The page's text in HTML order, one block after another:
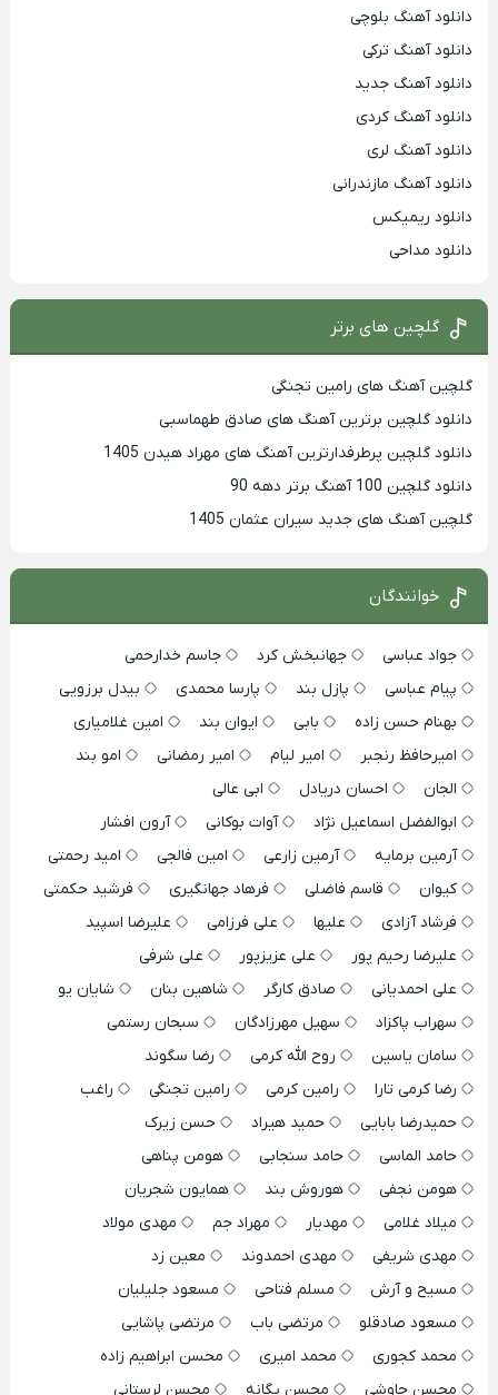
دانلود آهنگ بلوچی
دانلود آهنگ ترکی
دانلود آهنگ جدید
دانلود آهنگ کردی
دانلود آهنگ لری
دانلود آهنگ مازندرانی
دانلود ریمیکس
دانلود مداحی
گلچین های برتر
گلچین آهنگ های رامین تجنگی
دانلود گلچین برترین آهنگ های صادق طهماسبی
دانلود گلچین پرطرفدارترین آهنگ های مهراد هیدن 1405
دانلود گلچین 100 آهنگ برتر دهه 90
گلچین آهنگ های جدید سیران عثمان 1405
خوانندگان
جواد عباسی جهانبخش کرد
جاسم خدارحمی
پیام عباسی
پازل بند پارسا محمدی
بیدل برزویی
بهنام حسن زاده
بابی ایوان بند
امین غلامیاری
امیرحافظ رنجبر
امیر لیام امیر رمضانی
امو بند
الجان
احسان دریادل
ابی عالی
ابوالفضل اسماعیل نژاد
آوات بوکانی
آرون افشار
آرمین برمایه
آرمین زارعی امین فالجی
امید رحمتی
کیوان
قاسم فاضلی فرهاد جهانگیری
فرشید حکمتی
فرشاد آزادی
علیها علی فرزامی
علیرضا اسپید
علیرضا رحیم پور
علی عزیزپور
علی شرفی
علی احمدیانی
صادق کارگر شاهین بنان
شایان یو
سهراب پاکزاد
سهیل مهرزادگان
سبحان رستمی
سامان یاسین
روح الله کرمی
رضا سگوند
رضا کرمی تارا
رامین کرمی رامین تجنگی
راغب
حمیدرضا بابایی
حمید هیراد
حسن زیرک
حامد الماسی
حامد سنجابی
هومن پناهی
هومن نجفی
هوروش بند
همایون شجریان
میلاد غلامی
مهدیار مهراد جم
مهدی مولاد
مهدی شریفی
مهدی احمدوند
معین زد
مسیح و آرش
مسلم فتاحی
مسعود جلیلیان
مسعود صادقلو
مرتضی باب
مرتضی پاشایی
محمد کجوری
محمد امیری
محسن ابراهیم زاده
محسن چاوشی
محسن یگانه محسن لرستانی